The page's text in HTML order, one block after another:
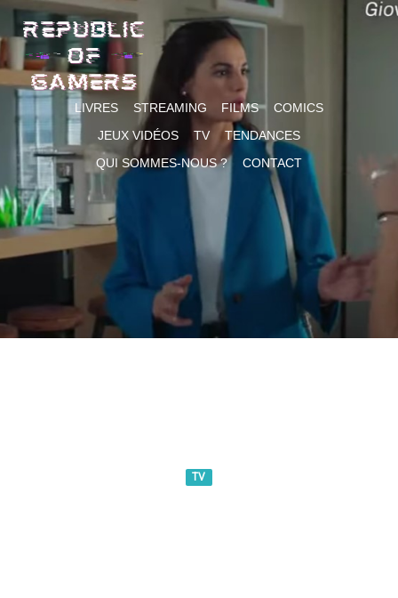
Skip
to
content
LIVRES STREAMING FILMS
COMICS
JEUX VIDÉOS
TV
TENDANCES
QUI SOMMES-NOUS ?
CONTACT
TV